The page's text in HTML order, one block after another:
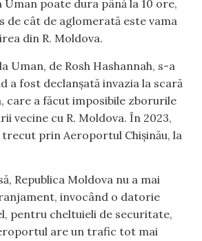
Uman poate dura până la 10 ore,
de cât de aglomerată este vama
din R. Moldova.
Uman, de Rosh Hashannah, s-a
a fost declanșată invazia la scară
care a făcut imposibile zborurile
vecine cu R. Moldova. În 2023,
prin Aeroportul Chișinău, la
Republica Moldova nu a mai
invocând o datorie
pentru cheltuieli de securitate,
are un trafic tot mai